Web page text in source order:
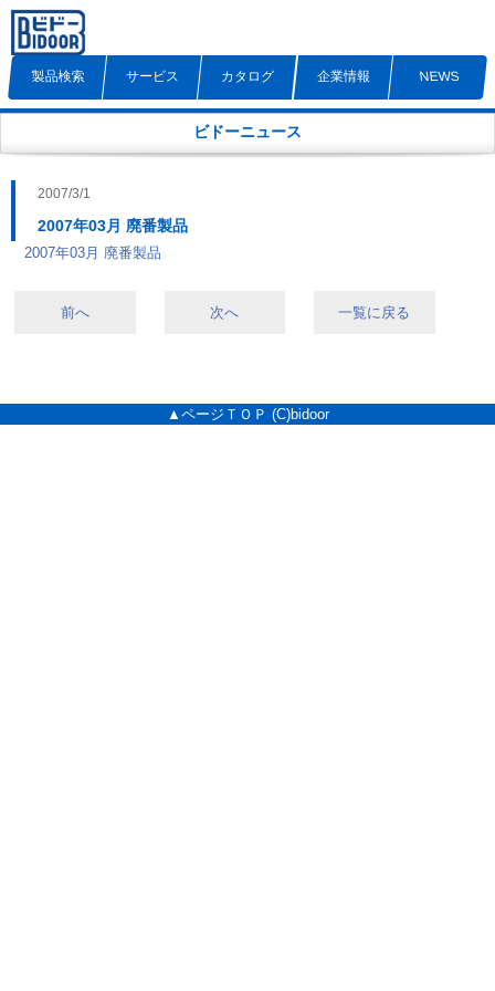
製品検索 サービス カタログ 企業情報 NEWS
ビドーニュース
2007/3/1
2007年03月 廃番製品
2007年03月 廃番製品
前へ 次へ 一覧に戻る
▲ページＴＯＰ (C)bidoor